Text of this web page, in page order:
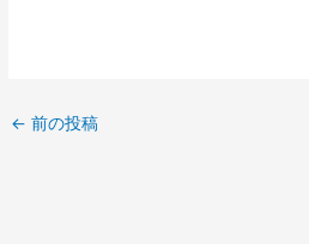
← 前の投稿